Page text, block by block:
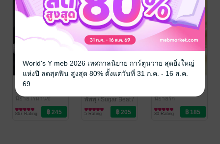
HELLO
ร้ายตามรัก
Way’h
/ Sugar
Beat / สถาพรบุ๊คส์
Satapornbooks
21 Rating
ท่านรองคนนี้มี
เจ้าของแล้วค่ะ
พิริณภัทร
/ Sugar
Beat / สถาพรบุ๊คส์
Satapornbooks
12 Rating
สรวงสวาท
กลิ่นเอื้อง
Beat / สถาพรบุ๊คส์
Satapornbooks
นิยายโรมานซ์
867 Rating
นางร้าย
พัพพุ / Sugar Beat /
สถาพรบุ๊คส์
Satapornbooks
นิยายรัก
5 Rating
Sugar Beat /
สถาพรบุ๊คส์
Satapornbooks
นิยายรัก
30 Rating
World's Y meb 2026 เทศกาลนิยาย การ์ตูนวาย สุดยิ่งใหญ่
แห่งปี ลดสุดฟิน สูงสุด 80% ตั้งแต่วันที่ 31 ก.ค. - 16 ส.ค.
69